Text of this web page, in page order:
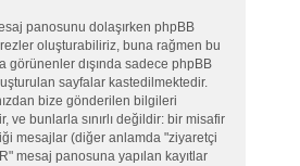
panosunu dolaşırken phpBB
oluşturabiliriz, buna rağmen bu
görünenler dışında sadece phpBB
sayfalar kastedilmektedir.
bize gönderilen bilgileri
ve bunlarla sınırlı değildir: bir misafir
mesajlar (diğer anlamda "ziyaretçi
mesaj panosuna yapılan kayıtlar